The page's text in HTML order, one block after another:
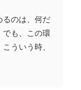
るのは、何だ
も、この環
ういう時、